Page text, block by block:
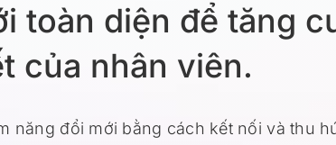
toàn diện để tăng
của nhân viên.
năng đổi mới bằng cách kết nối và thu